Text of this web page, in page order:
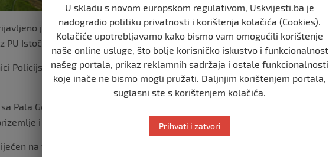
je da je u mjestu Mokro, opština Pale, došlo do izbijanja
Istočno Sarajevo.
Policijske stanice Pale i pripadnici Teritorijalne vatrogasne
Pala Goran Božić rekao je da su u noćašnjem požaru u Mokrom
i sprat lijevog dijela dupleks kuće.
na vrijeme jer je bilo gluho doba noći, kada niko nije bio
U skladu s novom europskom regulativom, Uskvijesti.ba je
nadogradio politiku privatnosti i korištenja kolačića (Cookies).
Kolačiće upotrebljavamo kako bismo vam omogućili korištenje
naše online usluge, što bolje korisničko iskustvo i funkcionalnost
našeg portala, prikaz reklamnih sadržaja i ostale funkcionalnosti
koje inače ne bismo mogli pružati. Daljnjim korištenjem portala,
suglasni ste s korištenjem kolačića.
Prihvati i zatvori